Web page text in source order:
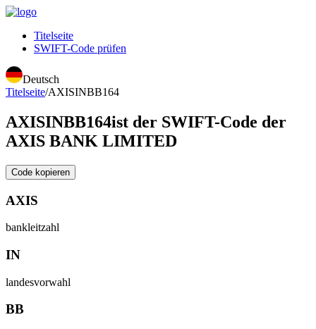
Titelseite
SWIFT-Code prüfen
Deutsch
Titelseite/AXISINBB164
AXISINBB164ist der SWIFT-Code der
AXIS BANK LIMITED
Code kopieren
AXIS
bankleitzahl
IN
landesvorwahl
BB